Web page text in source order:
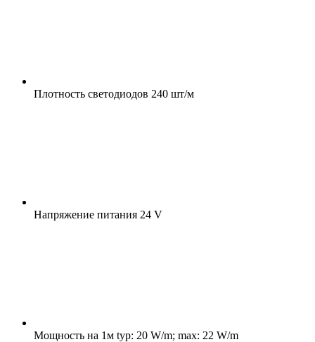
Плотность светодиодов 240 шт/м
Напряжение питания 24 V
Мощность на 1м typ: 20 W/m; max: 22 W/m